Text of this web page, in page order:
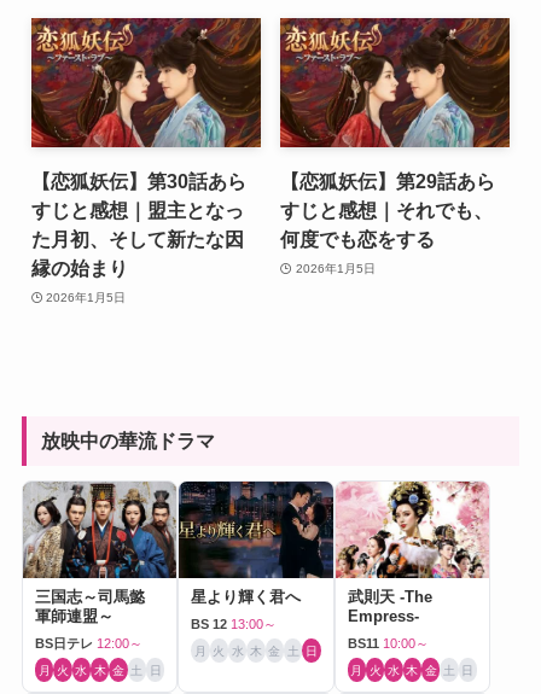
【恋狐妖伝】第30話あら
すじと感想｜盟主となっ
た月初、そして新たな因
縁の始まり
2026年1月5日
【恋狐妖伝】第29話あら
すじと感想｜それでも、
何度でも恋をする
2026年1月5日
放映中の華流ドラマ
三国志～司馬懿
軍師連盟～
BS日テレ 12:00～
月 火 水 木 金 土 日
星より輝く君へ
BS 12 13:00～
月 火 水 木 金 土 日
武則天 -The
Empress-
BS11 10:00～
月 火 水 木 金 土 日